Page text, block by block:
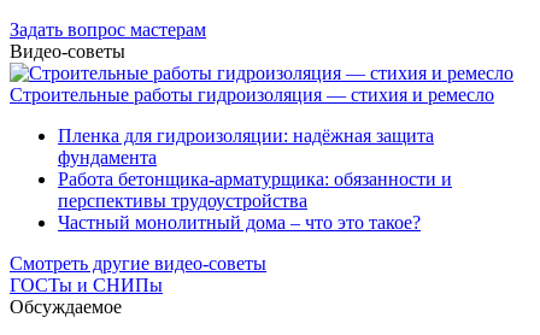
Задать вопрос мастерам
Видео-советы
Строительные работы гидроизоляция — стихия и ремесло
Пленка для гидроизоляции: надёжная защита
фундамента
Работа бетонщика-арматурщика: обязанности и
перспективы трудоустройства
Частный монолитный дома – что это такое?
Смотреть другие видео-советы
ГОСТы и СНИПы
Обсуждаемое